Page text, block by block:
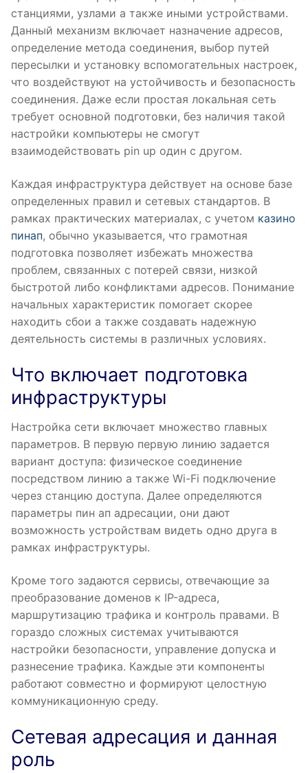
станциями, узлами а также иными устройствами.
Данный механизм включает назначение адресов,
определение метода соединения, выбор путей
пересылки и установку вспомогательных настроек,
что воздействуют на устойчивость и безопасность
соединения. Даже если простая локальная сеть
требует основной подготовки, без наличия такой
настройки компьютеры не смогут
взаимодействовать pin up один с другом.
Каждая инфраструктура действует на основе базе
определенных правил и сетевых стандартов. В
рамках практических материалах, с учетом казино
пинап, обычно указывается, что грамотная
подготовка позволяет избежать множества
проблем, связанных с потерей связи, низкой
быстротой либо конфликтами адресов. Понимание
начальных характеристик помогает скорее
находить сбои а также создавать надежную
деятельность системы в различных условиях.
Что включает подготовка
инфраструктуры
Настройка сети включает множество главных
параметров. В первую первую линию задается
вариант доступа: физическое соединение
посредством линию а также Wi-Fi подключение
через станцию доступа. Далее определяются
параметры пин ап адресации, они дают
возможность устройствам видеть одно друга в
рамках инфраструктуры.
Кроме того задаются сервисы, отвечающие за
преобразование доменов к IP-адреса,
маршрутизацию трафика и контроль правами. В
гораздо сложных системах учитываются
настройки безопасности, управление допуска и
разнесение трафика. Каждые эти компоненты
работают совместно и формируют целостную
коммуникационную среду.
Сетевая адресация и данная
роль